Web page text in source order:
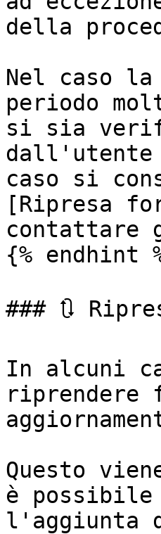
della
Nel caso la
periodo
si sia
dall'utente
caso si
[Ripresa
{% endhint
### 🔃
In alcuni
riprendere
Questo
è possibile
l'aggiunta